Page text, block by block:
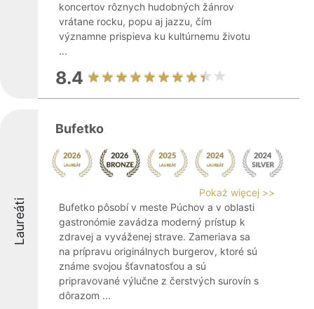
koncertov rôznych hudobných žánrov
vrátane rocku, popu aj jazzu, čím
významne prispieva ku kultúrnemu životu
...
8.4
Laureáti
Bufetko
Pokaż więcej >>
Bufetko pôsobí v meste Púchov a v oblasti
gastronómie zavádza moderný prístup k
zdravej a vyváženej strave. Zameriava sa
na prípravu originálnych burgerov, ktoré sú
známe svojou šťavnatosťou a sú
pripravované výlučne z čerstvých surovín s
dôrazom ...